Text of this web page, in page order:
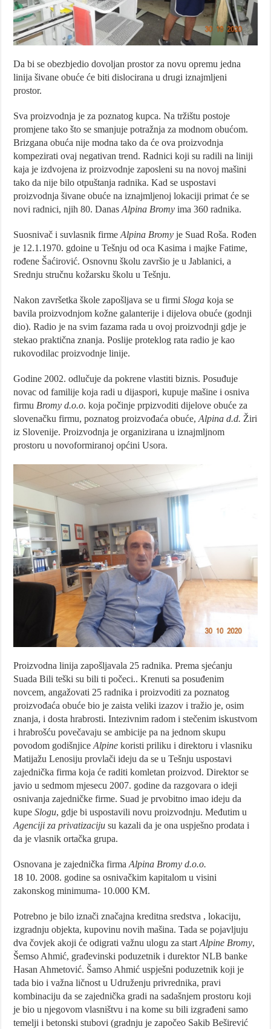
Da bi se obezbjedio dovoljan prostor za novu opremu jedna
linija šivane obuće će biti dislocirana u drugi iznajmljeni
prostor.
Sva proizvodnja je za poznatog kupca. Na tržištu postoje
promjene tako što se smanjuje potražnja za modnom obućom.
Brizgana obuća nije modna tako da će ova proizvodnja
kompezirati ovaj negativan trend. Radnici koji su radili na liniji
kaja je izdvojena iz proizvodnje zaposleni su na novoj mašini
tako da nije bilo otpuštanja radnika. Kad se uspostavi
proizvodnja šivane obuće na iznajmljenoj lokaciji primat će se
novi radnici, njih 80. DanasAlpina Bromy ima 360 radnika.
Suosnivač i suvlasnik firmeAlpina Bromy je Suad Roša. Rođen
je 12.1.1970. gdoine u Tešnju od oca Kasima i majke Fatime,
rođene Šaćirović. Osnovnu školu završio je u Jablanici, a
Srednju stručnu kožarsku školu u Tešnju.
Nakon završetka škole zapošljava se u firmiSloga koja se
bavila proizvodnjom kožne galanterije i dijelova obuće (godnji
dio). Radio je na svim fazama rada u ovoj proizvodnji gdje je
stekao praktična znanja. Poslije proteklog rata radio je kao
rukovodilac proizvodnje linije.
Godine 2002. odlučuje da pokrene vlastiti biznis. Posuđuje
novac od familije koja radi u dijaspori, kupuje mašine i osniva
firmu Bromy d.o.o. koja počinje prpizvoditi dijelove obuće za
slovenačku firmu, poznatog proizvođaća obuće,Alpina d.d. Žiri
iz Slovenije. Proizvodnja je organizirana u iznajmljnom
prostoru u novoformiranoj općini Usora.
Proizvodna linija zapošljavala 25 radnika. Prema sjećanju
Suada Bili teški su bili ti počeci.. Krenuti sa posuđenim
novcem, angažovati 25 radnika i proizvoditi za poznatog
proizvođaća obuće bio je zaista veliki izazov i tražio je, osim
znanja, i dosta hrabrosti. Intezivnim radom i stečenim iskustvom
i hrabrošću povečavaju se ambicije pa na jednom skupu
povodom godišnjiceAlpine koristi priliku i direktoru i vlasniku
Matijažu Lenosiju provlači ideju da se u Tešnju uspostavi
zajednička firma koja će raditi komletan proizvod. Direktor se
javio u sedmom mjesecu 2007. godine da razgovara o ideji
osnivanja zajedničke firme. Suad je prvobitno imao ideju da
kupeSlogu, gdje bi uspostavili novu proizvodnju. Međutim u
Agenciji za privatizaciju su kazali da je ona uspješno prodata i
da je vlasnik ortačka grupa.
Osnovana je zajednička firmaAlpina Bromy d.o.o.
18 10. 2008. godine sa osnivačkim kapitalom u visini
zakonskog minimuma- 10.000 KM.
Potrebno je bilo iznači značajna kreditna sredstva , lokaciju,
izgradnju objekta, kupovinu novih mašina. Tada se pojavljuju
dva čovjek akoji će odigrati važnu ulogu za startAlpine Bromy,
Šemso Ahmić, građevinski poduzetnik i durektor NLB banke
Hasan Ahmetović. Šamso Ahmić uspješni poduzetnik koji je
tada bio i važna ličnost u Udruženju privrednika, pravi
kombinaciju da se zajednička gradi na sadašnjem prostoru koji
je bio u njegovom vlasništvu i na kome su bili izgrađeni samo
temelji i betonski stubovi (gradnju je započeo Sakib Beširević